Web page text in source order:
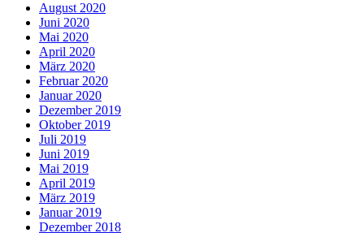
August 2020
Juni 2020
Mai 2020
April 2020
März 2020
Februar 2020
Januar 2020
Dezember 2019
Oktober 2019
Juli 2019
Juni 2019
Mai 2019
April 2019
März 2019
Januar 2019
Dezember 2018